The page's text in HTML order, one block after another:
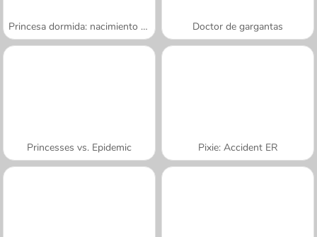
Princesa dormida: nacimiento de gemelos Doctor de gargantas
Princesses vs. Epidemic Pixie: Accident ER